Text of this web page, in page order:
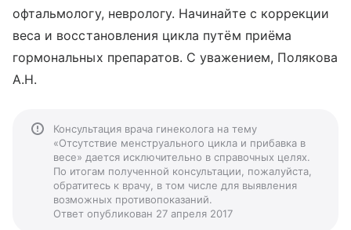
офтальмологу, неврологу. Начинайте с коррекции
веса и восстановления цикла путём приёма
гормональных препаратов. С уважением, Полякова
А.Н.
Консультация врача гинеколога на тему
«Отсутствие менструального цикла и прибавка в
весе» дается исключительно в справочных целях.
По итогам полученной консультации, пожалуйста,
обратитесь к врачу, в том числе для выявления
возможных противопоказаний.
Ответ опубликован 27 апреля 2017